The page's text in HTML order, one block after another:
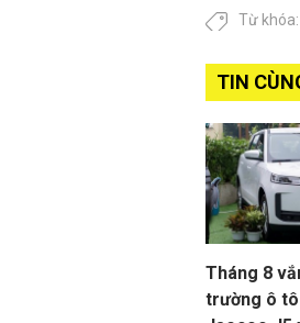
Từ khóa:
TIN
Tháng 8
trường ô